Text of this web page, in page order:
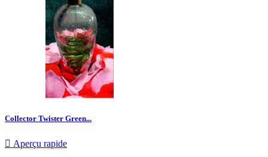
Collector Twister Green...
 Aperçu rapide